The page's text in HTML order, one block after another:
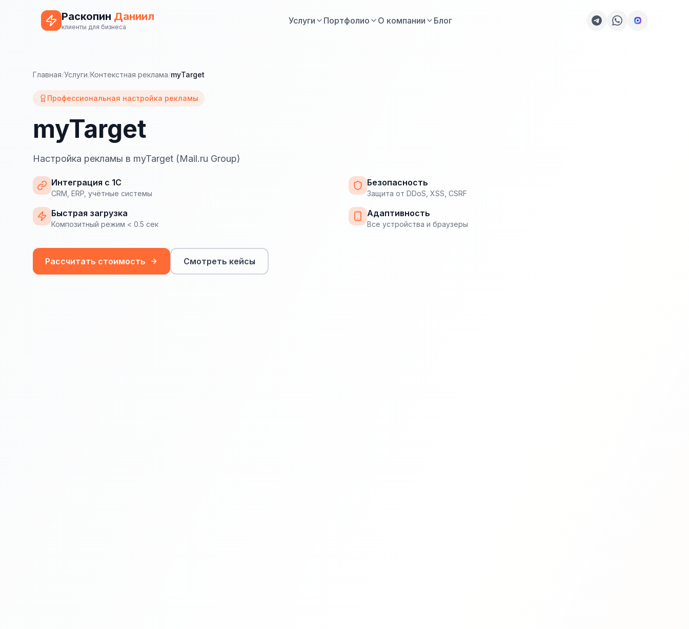
Раскопин Даниил
клиенты для бизнеса
Услуги Портфолио О компании Блог
Главная/Услуги/Контекстная реклама/myTarget
Профессиональная настройка рекламы
myTarget
Настройка рекламы в myTarget (Mail.ru Group)
Интеграция с 1С
CRM, ERP, учётные системы
Безопасность
Защита от DDoS, XSS, CSRF
Быстрая загрузка
Композитный режим < 0.5 сек
Адаптивность
Все устройства и браузеры
Рассчитать стоимость Смотреть кейсы